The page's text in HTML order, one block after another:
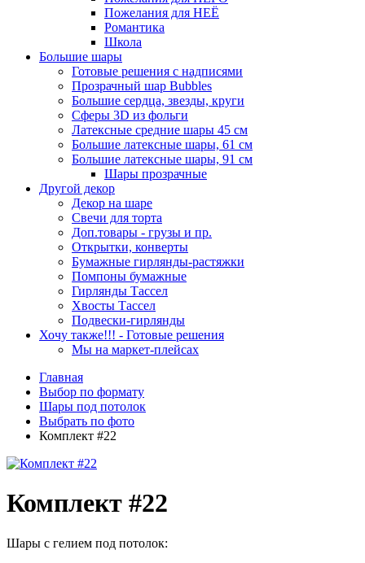
Пожелания для НЕЁ
Романтика
Школа
Большие шары
Готовые решения с надписями
Прозрачный шар Bubbles
Большие сердца, звезды, круги
Сферы 3D из фольги
Латексные средние шары 45 см
Большие латексные шары, 61 см
Большие латексные шары, 91 см
Шары прозрачные
Другой декор
Декор на шаре
Свечи для торта
Доп.товары - грузы и пр.
Открытки, конверты
Бумажные гирлянды-растяжки
Помпоны бумажные
Гирлянды Тассел
Хвосты Тассел
Подвески-гирлянды
Хочу также!!! - Готовые решения
Мы на маркет-плейсах
Главная
Выбор по формату
Шары под потолок
Выбрать по фото
Комплект #22
Комплект #22
Шары с гелием под потолок: